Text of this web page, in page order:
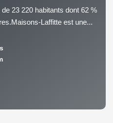
23 220 habitants dont 62 %
Laffitte est une...